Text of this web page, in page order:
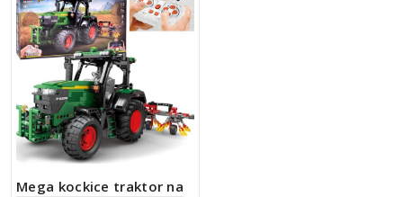
Mega kockice traktor na